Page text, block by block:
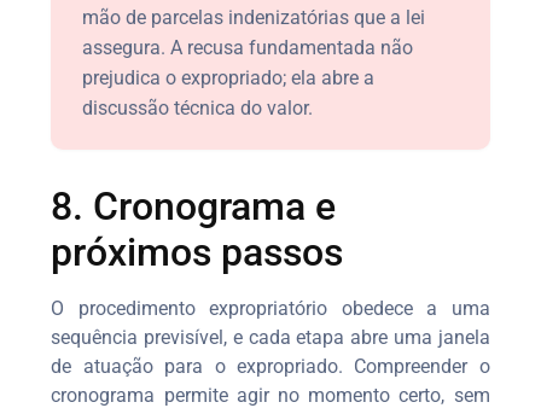
mão de parcelas indenizatórias que a lei
assegura. A recusa fundamentada não
prejudica o expropriado; ela abre a
discussão técnica do valor.
8. Cronograma e
próximos passos
O procedimento expropriatório obedece a uma
sequência previsível, e cada etapa abre uma janela
de atuação para o expropriado. Compreender o
cronograma permite agir no momento certo, sem